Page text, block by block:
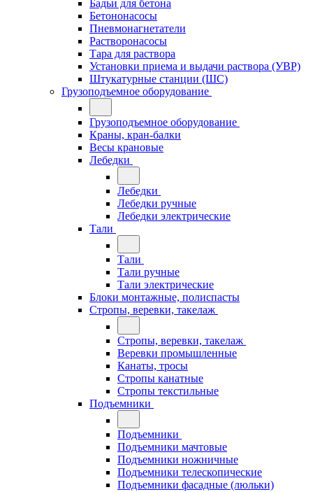
Бадьи для бетона
Бетононасосы
Пневмонагнетатели
Растворонасосы
Тара для раствора
Установки приема и выдачи раствора (УВР)
Штукатурные станции (ШС)
Грузоподъемное оборудование
Грузоподъемное оборудование
Краны, кран-балки
Весы крановые
Лебедки
Лебедки
Лебедки ручные
Лебедки электрические
Тали
Тали
Тали ручные
Тали электрические
Блоки монтажные, полиспасты
Стропы, веревки, такелаж
Стропы, веревки, такелаж
Веревки промышленные
Канаты, тросы
Стропы канатные
Стропы текстильные
Подъемники
Подъемники
Подъемники мачтовые
Подъемники ножничные
Подъемники телескопические
Подъемники фасадные (люльки)